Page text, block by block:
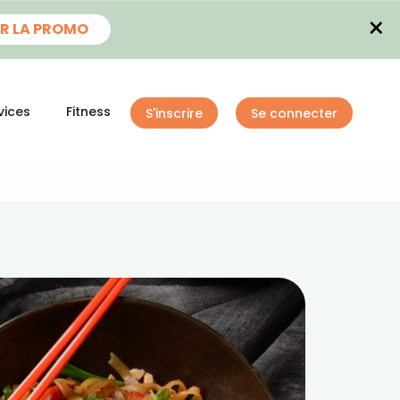
LA PROMO ×
Fitness S'inscrire Se connecter